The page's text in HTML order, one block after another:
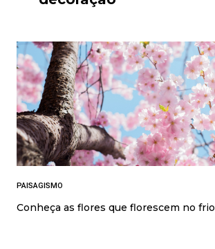
PAISAGISMO
Conheça as flores que florescem no frio